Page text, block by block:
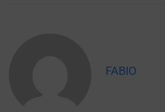
FABIO